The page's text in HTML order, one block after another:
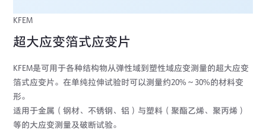
KFEM
超大应变箔式应变片
KFEM是可用于各种结构物从弹性域到塑性域应变测量的超大应变
箔式应变片。在单纯拉伸试验时可以测量约20%～30%的材料变
形。
适用于金属（钢材、不锈钢、铝）与塑料（聚酯乙烯、聚丙烯）
等的大应变测量及破断试验。